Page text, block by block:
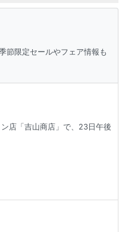
節限定セールやフェア情報も
店「吉山商店」で、23日午後